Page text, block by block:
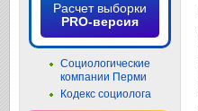
Расчет выборки
PRO-версия
Социологические
компании Перми
Кодекс социолога